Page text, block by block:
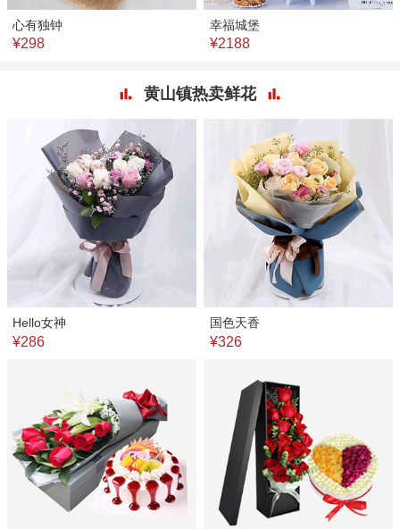
心有独钟
¥298
幸福城堡
¥2188
黄山镇热卖鲜花
Hello女神
¥286
国色天香
¥326